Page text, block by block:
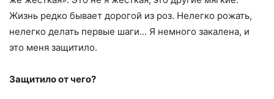
Жизнь редко бывает дорогой из роз. Нелегко рожать,
нелегко делать первые шаги… Я немного закалена, и
это меня защитило.
Защитило от чего?